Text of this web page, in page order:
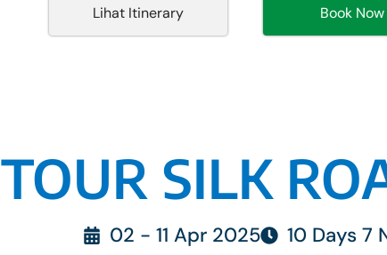
Lihat Itinerary Book Now
TOUR SILK
02 - 11 Apr 2025 10 Days 7